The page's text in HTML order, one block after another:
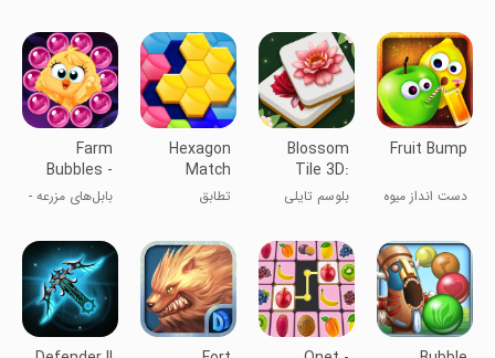
همسان‌سازی
Fruit Bump
دست انداز میوه
Blossom
Tile 3D:
Triple
Match
بلوسم تایلی
سه‌گانه
Hexagon
Match
تطابق
Farm
Bubbles -
Bubble
Shooter
بابل‌های مزرعه -